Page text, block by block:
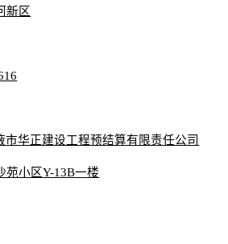
新区
市华正建设工程预结算有限责任公司
苑小区Y-13B一楼